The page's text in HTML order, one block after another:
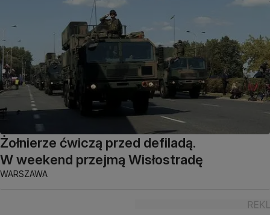
Żołnierze ćwiczą przed defiladą.
W weekend przejmą Wisłostradę
WARSZAWA